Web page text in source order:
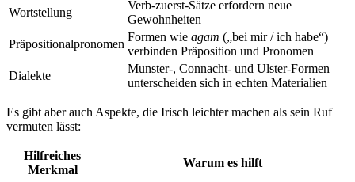
Wortstellung
Verb-zuerst-Sätze erfordern neue
Gewohnheiten
Präpositionalpronomen
Formen wie agam („bei mir / ich habe“)
verbinden Präposition und Pronomen
Dialekte
Munster-, Connacht- und Ulster-Formen
unterscheiden sich in echten Materialien
Es gibt aber auch Aspekte, die Irisch leichter machen als sein Ruf
vermuten lässt:
Hilfreiches
Merkmal
Warum es hilft